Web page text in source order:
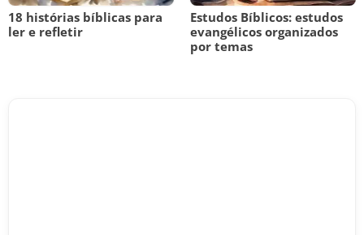
18 histórias bíblicas para
ler e refletir
Estudos Bíblicos: estudos
evangélicos organizados
por temas